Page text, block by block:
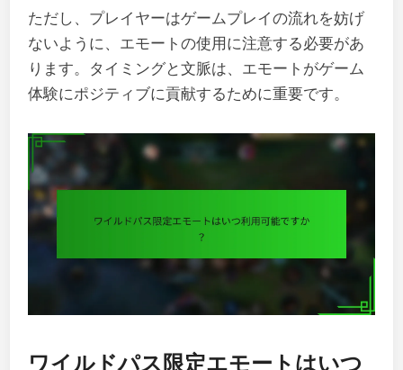
ただし、プレイヤーはゲームプレイの流れを妨げ
ないように、エモートの使用に注意する必要があ
ります。タイミングと文脈は、エモートがゲーム
体験にポジティブに貢献するために重要です。
ワイルドパス限定エモートはいつ